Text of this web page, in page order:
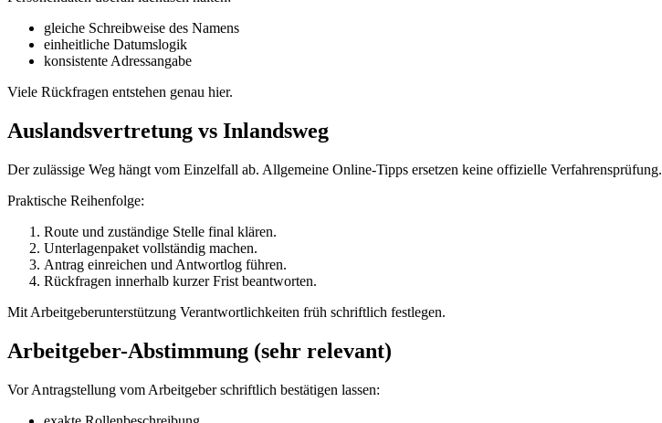
gleiche Schreibweise des Namens
einheitliche Datumslogik
konsistente Adressangabe
Viele Rückfragen entstehen genau hier.
Auslandsvertretung vs Inlandsweg
Der zulässige Weg hängt vom Einzelfall ab. Allgemeine Online-Tipps ersetzen keine offizielle Verfahrensprüfung.
Praktische Reihenfolge:
Route und zuständige Stelle final klären.
Unterlagenpaket vollständig machen.
Antrag einreichen und Antwortlog führen.
Rückfragen innerhalb kurzer Frist beantworten.
Mit Arbeitgeberunterstützung Verantwortlichkeiten früh schriftlich festlegen.
Arbeitgeber-Abstimmung (sehr relevant)
Vor Antragstellung vom Arbeitgeber schriftlich bestätigen lassen: